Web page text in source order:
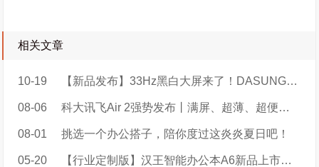
相关文章
10-19 【新品发布】33Hz黑白大屏来了！DASUNG新一代超高刷墨水屏显示器Paperlike 253（革命者），遥遥领先！
08-06 科大讯飞Air 2强势发布丨满屏、超薄、超便捷，AIAide更懂你！
08-01 挑选一个办公搭子，陪你度过这炎炎夏日吧！
05-20 【行业定制版】汉王智能办公本A6新品上市：智会议，轻办公